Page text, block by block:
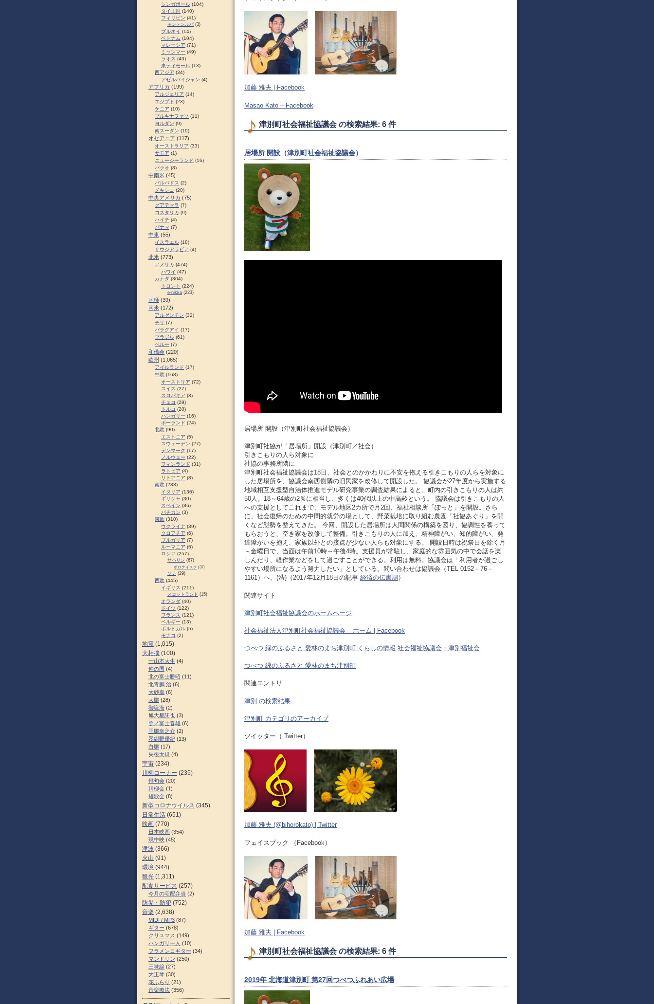
加藤 雅夫 | Facebook
Masao Kato – Facebook
津別町社会福祉協議会 の検索結果: 6 件
居場所 開設（津別町社会福祉協議会）
居場所 開設（津別町社会福祉協議会）
津別町社協が「居場所」開設（津別町／社会）
引きこもりの人ら対象に
社協の事務所隣に
津別町社会福祉協議会は18日、社会とのかかわりに不安を抱える引きこもりの人らを対象に
した居場所を、協議会南西側隣の旧民家を改修して開設した。 協議会が27年度から実施する
地域相互支援型自治体推進モデル研究事業の調査結果によると、町内の引きこもりの人は約
50人。18～64歳の2％に相当し、多くは40代以上の中高齢という。 協議会は引きこもりの人
への支援としてこれまで、モデル地区2カ所で月2回、福祉相談所「ぽっと」を開設。さら
に、社会復帰のための中間的就労の場として、野菜栽培に取り組む農園「社協あぐり」を開
くなど態勢を整えてきた。 今回、開設した居場所は人間関係の構築を図り、協調性を養って
もらおうと、空き家を改修して整備。引きこもりの人に加え、精神障がい、知的障がい、発
達障がいを抱え、家族以外との接点が少ない人らも対象にする。 開設日時は祝祭日を除く月
～金曜日で、当面は午前10時～午後4時。支援員が常駐し、家庭的な雰囲気の中で会話を楽
しんだり、軽作業などをして過ごすことができる。利用は無料。協議会は「利用者が過ごし
やすい場所になるよう努力したい」としている。問い合わせは協議会（TEL 0152－76－
1161）へ。(浩)（2017年12月18日の記事 経済の伝書鳩）
関連サイト
津別町社会福祉協議会のホームページ
社会福祉法人津別町社会福祉協議会 – ホーム | Facebook
つべつ 緑のふるさと 愛林のまち津別町 くらしの情報 社会福祉協議会・津別福祉会
つべつ 緑のふるさと 愛林のまち津別町
関連エントリ
津別 の検索結果
津別町 カテゴリのアーカイブ
ツイッター（ Twitter）
加藤 雅夫 (@bihorokato) | Twitter
フェイスブック （Facebook）
加藤 雅夫 | Facebook
津別町社会福祉協議会 の検索結果: 6 件
2019年 北海道津別町 第27回つべつふれあい広場
シンガポール (104)
タイ王国 (140)
フィリピン (41)
モンテンルパ (3)
ブルネイ (14)
ベトナム (104)
マレーシア (71)
ミャンマー (49)
ラオス (43)
東ティモール (13)
西アジア (34)
アゼルバイジャン (4)
アフリカ (199)
アルジェリア (14)
エジプト (23)
ケニア (10)
ブルキナファソ (11)
ヨルダン (9)
南スーダン (19)
オセアニア (117)
オーストラリア (33)
サモア (1)
ニュージーランド (16)
パラオ (8)
中南米 (45)
バルバドス (2)
メキシコ (20)
中央アメリカ (75)
グアテマラ (7)
コスタリカ (9)
ハイチ (4)
パナマ (7)
中東 (55)
イスラエル (18)
サウジアラビア (4)
北米 (773)
アメリカ (474)
ハワイ (47)
カナダ (304)
トロント (224)
e-nikka (223)
南極 (39)
南米 (172)
アルゼンチン (32)
チリ (7)
パラグアイ (17)
ブラジル (61)
ペルー (7)
和僑会 (220)
欧州 (1,065)
アイルランド (17)
中欧 (168)
オーストリア (72)
スイス (27)
スロパキア (8)
チェコ (29)
トルコ (20)
ハンガリー (16)
ポーランド (24)
北欧 (90)
エストニア (5)
スウェーデン (27)
デンマーク (17)
ノルウェー (22)
フィンランド (31)
ラトビア (4)
リトアニア (8)
南欧 (238)
イタリア (136)
ギリシャ (30)
スペイン (86)
バチカン (3)
東欧 (310)
ウクライナ (39)
クロアチア (6)
ブルガリア (7)
ルーマニア (6)
ロシア (257)
サハリン (67)
ポロナイスク (37)
ソチ (29)
西欧 (445)
イギリス (211)
スコットランド (15)
オランダ (40)
ドイツ (122)
フランス (121)
ベルギー (13)
ポルトガル (5)
モナコ (2)
地震 (1,015)
大相撲 (100)
一山本大生 (4)
仲の国 (4)
北の富士勝昭 (11)
北青鵬 治 (6)
大砂嵐 (6)
大鵬 (28)
御嶽海 (2)
旭大星託也 (3)
照ノ富士春雄 (6)
王鵬幸之介 (2)
琴紺野優紀 (13)
白鵬 (17)
矢後太規 (4)
宇宙 (234)
川柳コーナー (235)
俳句会 (20)
川柳会 (1)
短歌会 (8)
新型コロナウイルス (345)
日常生活 (651)
映画 (770)
日本映画 (354)
現中映 (45)
津波 (366)
火山 (91)
環境 (944)
観光 (1,311)
配食サービス (257)
今月の宅配弁当 (2)
防災・防犯 (752)
音楽 (2,638)
MIDI / MP3 (87)
ギター (678)
クリスマス (149)
ハンガリー人 (10)
フラメンコギター (34)
マンドリン (250)
三味線 (27)
大正琴 (30)
花ふらり (21)
音楽療法 (356)